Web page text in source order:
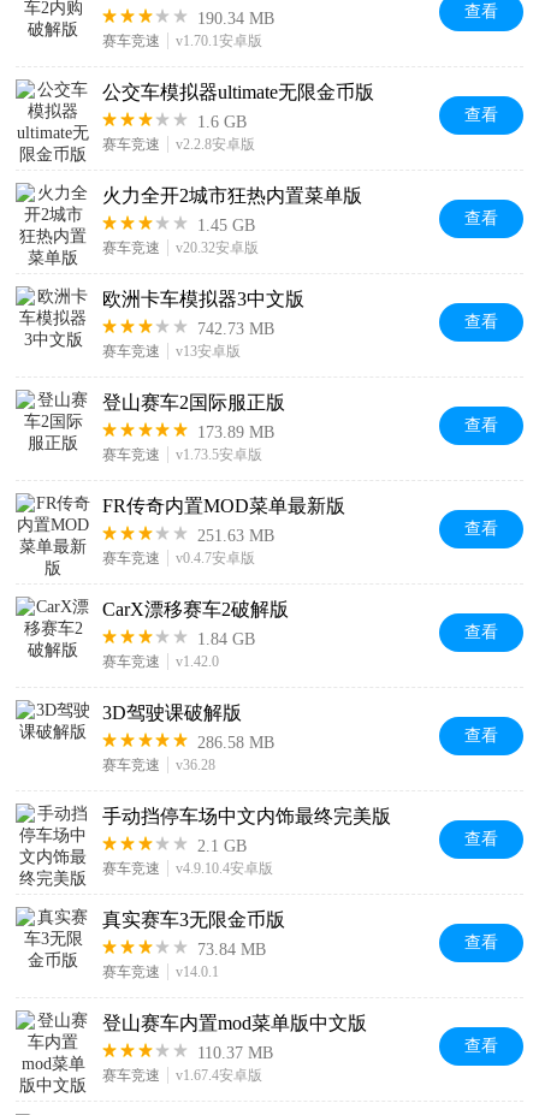
190.34 MB
赛车竞速 v1.70.1安卓版
查看
公交车模拟器ultimate无限金币版
1.6 GB
赛车竞速 v2.2.8安卓版
查看
火力全开2城市狂热内置菜单版
1.45 GB
赛车竞速 v20.32安卓版
查看
欧洲卡车模拟器3中文版
742.73 MB
赛车竞速 v13安卓版
查看
登山赛车2国际服正版
173.89 MB
赛车竞速 v1.73.5安卓版
查看
FR传奇内置MOD菜单最新版
251.63 MB
赛车竞速 v0.4.7安卓版
查看
CarX漂移赛车2破解版
1.84 GB
赛车竞速 v1.42.0
查看
3D驾驶课破解版
286.58 MB
赛车竞速 v36.28
查看
手动挡停车场中文内饰最终完美版
2.1 GB
赛车竞速 v4.9.10.4安卓版
查看
真实赛车3无限金币版
73.84 MB
赛车竞速 v14.0.1
查看
登山赛车内置mod菜单版中文版
110.37 MB
赛车竞速 v1.67.4安卓版
查看